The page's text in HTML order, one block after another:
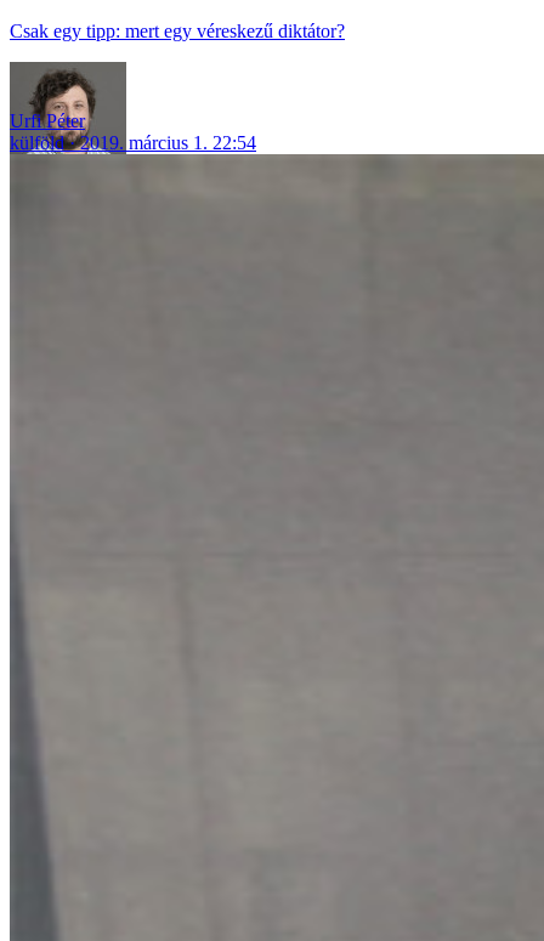
Csak egy tipp: mert egy véreskezű diktátor?
Urfi Péter
külföld
2019. március 1. 22:54